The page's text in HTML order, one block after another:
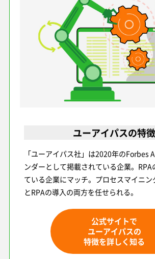
ユーアイパスの特徴
「ユーアイパス社」は2020年のForbes
ンダーとして掲載されている企業。RPA
ている企業にマッチ。プロセスマイニン
とRPAの導入の両方を任せられる。
公式サイトで
ユーアイパスの
特徴を詳しく知る